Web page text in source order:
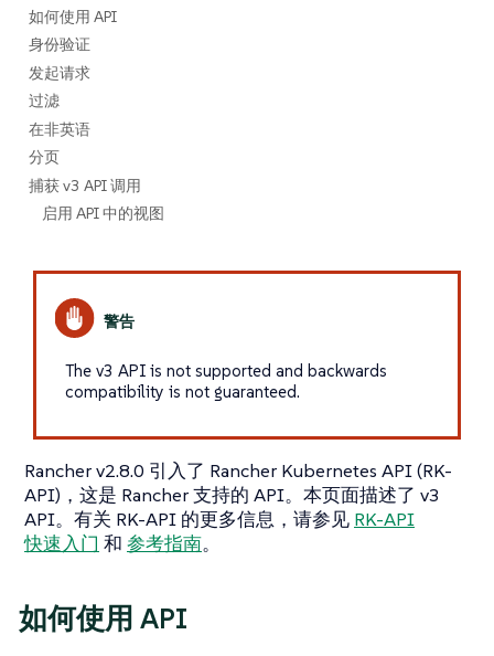
如何使用 API
身份验证
发起请求
过滤
在非英语
分页
捕获 v3 API 调用
启用 API 中的视图
The v3 API is not supported and backwards
compatibility is not guaranteed.
Rancher v2.8.0 引入了 Rancher Kubernetes API (RK-
API)，这是 Rancher 支持的 API。本页面描述了 v3
API。有关 RK-API 的更多信息，请参见 RK-API
快速入门 和 参考指南。
如何使用 API